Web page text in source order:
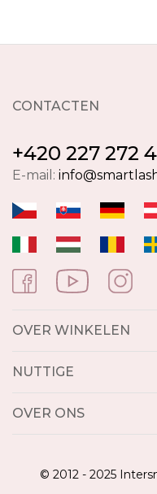
CONTACTEN
+420 227 272
E-mail:
OVER WINKELEN
NUTTIGE
OVER ONS
© 2012 - 2025